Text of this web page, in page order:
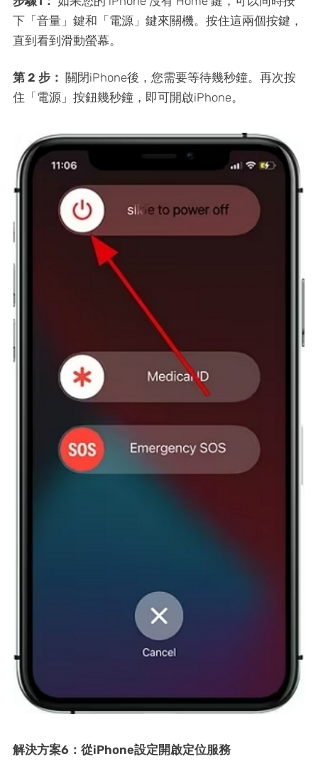
下「音量」鍵和「電源」鍵來關機。按住這兩個按鍵，
直到看到滑動螢幕。
第 2 步： 關閉iPhone後，您需要等待幾秒鐘。再次按
住「電源」按鈕幾秒鐘，即可開啟iPhone。
解決方案6：從iPhone設定開啟定位服務